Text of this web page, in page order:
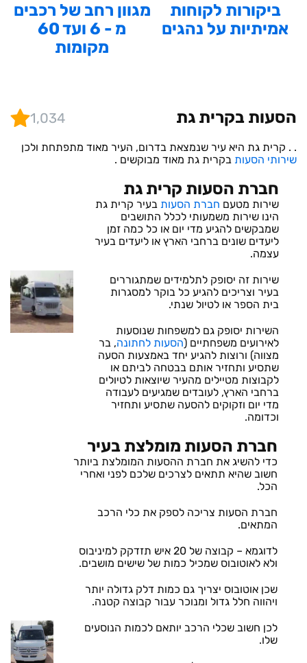
ביקורות לקוחות
אמיתיות על נהגים
מגוון רחב של רכבים
מ - 6 ועד 60
מקומות
הסעות בקרית גת 1,034
. . קרית גת היא עיר שנמצאת בדרום, העיר מאוד מתפתחת ולכן
שירותי הסעות בקרית גת מאוד מבוקשים .
חברת הסעות קרית גת
שירות מטעם חברת הסעות בעיר קרית גת
הינו שירות משמעותי לכלל התושבים
שמבקשים להגיע מדי יום או כל כמה זמן
ליעדים שונים ברחבי הארץ או ליעדים בעיר
עצמה.
שירות זה יסופק לתלמידים שמתגוררים
בעיר וצריכים להגיע כל בוקר למסגרות
בית הספר או לטיול שנתי.
השירות יסופק גם למשפחות שנוסעות
לאירועים משפחתיים (הסעות לחתונה, בר
מצווה) ורוצות להגיע יחד באמצעות הסעה
שתסיע ותחזיר אותם בבטחה לביתם או
לקבוצות מטיילים מהעיר שיוצאות לטיולים
ברחבי הארץ, לעובדים שמגיעים לעבודה
מדי יום וזקוקים להסעה שתסיע ותחזיר
וכדומה.
חברת הסעות מומלצת בעיר
כדי להשיג את חברת ההסעות המומלצת ביותר
חשוב שהיא תתאים לצרכים שלכם לפני ואחרי
הכל.
חברת הסעות צריכה לספק את כלי הרכב
המתאים.
לדוגמא – קבוצה של 20 איש תזדקק למיניבוס
ולא לאוטובוס שמכיל כמות של שישים מושבים.
שכן אוטובוס יצריך גם כמות דלק גדולה יותר
ויהווה חלל גדול ומנוכר עבור קבוצה קטנה.
לכן חשוב שכלי הרכב יותאם לכמות הנוסעים
שלו.